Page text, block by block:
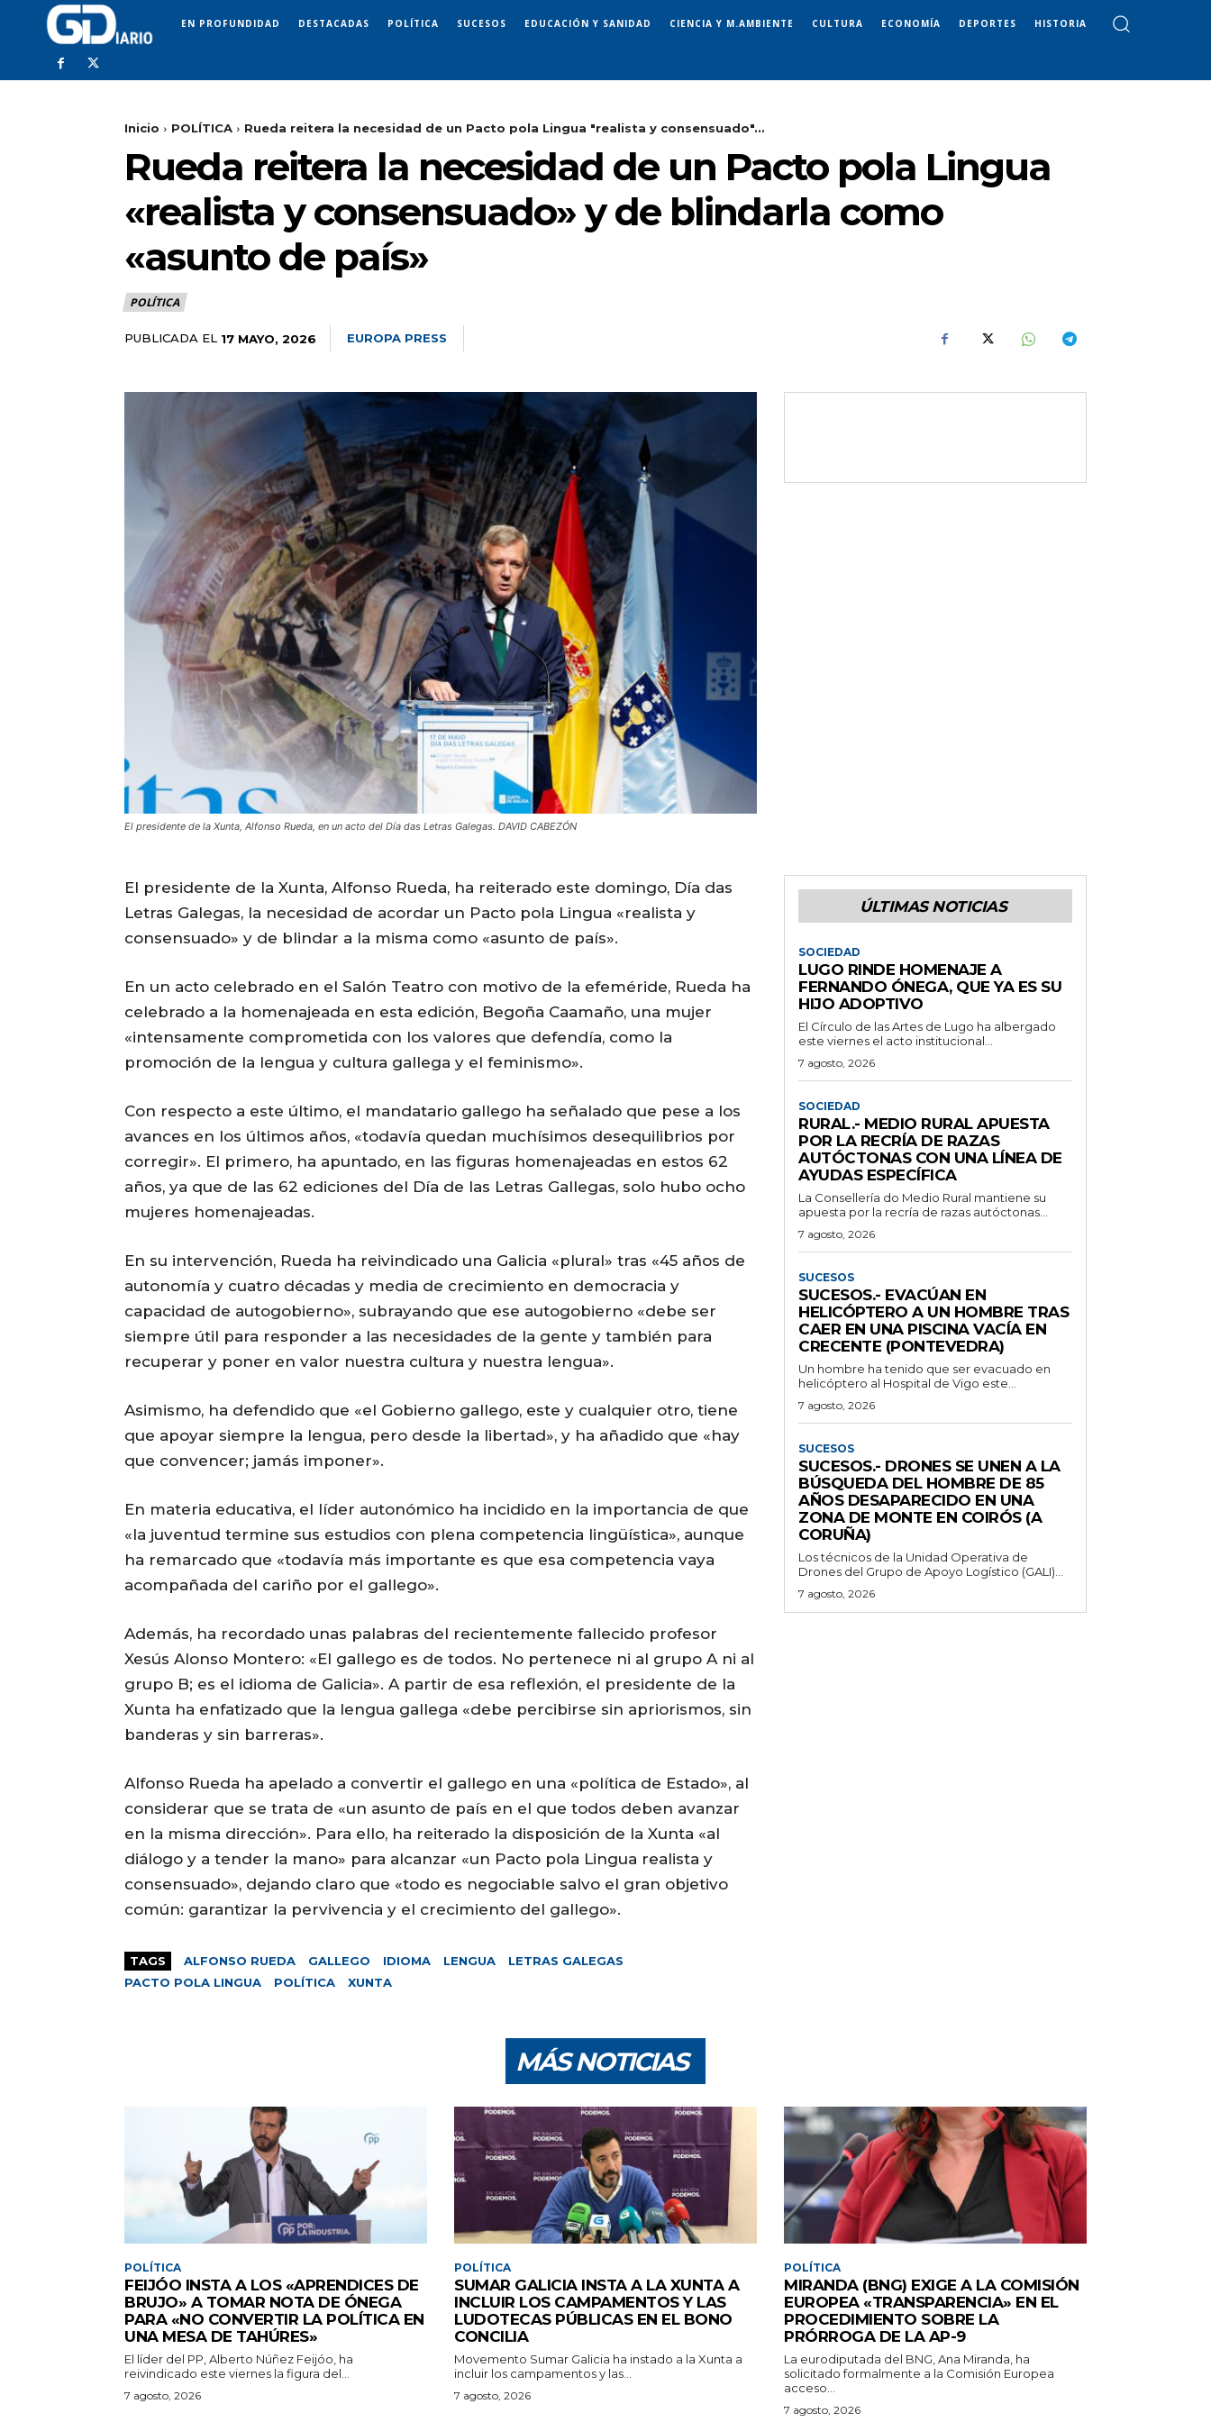
EN PROFUNDIDAD DESTACADAS POLÍTICA SUCESOS EDUCACIÓN Y SANIDAD CIENCIA Y M.AMBIENTE CULTURA ECONOMÍA DEPORTES HISTORIA
Inicio POLÍTICA Rueda reitera la necesidad de un Pacto pola Lingua "realista y consensuado"...
Rueda reitera la necesidad de un Pacto pola Lingua
«realista y consensuado» y de blindarla como
«asunto de país»
POLÍTICA
PUBLICADA EL 17 MAYO, 2026 EUROPA PRESS
El presidente de la Xunta, Alfonso Rueda, en un acto del Día das Letras Galegas. DAVID CABEZÓN
El presidente de la Xunta, Alfonso Rueda, ha reiterado este domingo, Día das
Letras Galegas, la necesidad de acordar un Pacto pola Lingua «realista y
consensuado» y de blindar a la misma como «asunto de país».
En un acto celebrado en el Salón Teatro con motivo de la efeméride, Rueda ha
celebrado a la homenajeada en esta edición, Begoña Caamaño, una mujer
«intensamente comprometida con los valores que defendía, como la
promoción de la lengua y cultura gallega y el feminismo».
Con respecto a este último, el mandatario gallego ha señalado que pese a los
avances en los últimos años, «todavía quedan muchísimos desequilibrios por
corregir». El primero, ha apuntado, en las figuras homenajeadas en estos 62
años, ya que de las 62 ediciones del Día de las Letras Gallegas, solo hubo ocho
mujeres homenajeadas.
En su intervención, Rueda ha reivindicado una Galicia «plural» tras «45 años de
autonomía y cuatro décadas y media de crecimiento en democracia y
capacidad de autogobierno», subrayando que ese autogobierno «debe ser
siempre útil para responder a las necesidades de la gente y también para
recuperar y poner en valor nuestra cultura y nuestra lengua».
Asimismo, ha defendido que «el Gobierno gallego, este y cualquier otro, tiene
que apoyar siempre la lengua, pero desde la libertad», y ha añadido que «hay
que convencer; jamás imponer».
En materia educativa, el líder autonómico ha incidido en la importancia de que
«la juventud termine sus estudios con plena competencia lingüística», aunque
ha remarcado que «todavía más importante es que esa competencia vaya
acompañada del cariño por el gallego».
Además, ha recordado unas palabras del recientemente fallecido profesor
Xesús Alonso Montero: «El gallego es de todos. No pertenece ni al grupo A ni al
grupo B; es el idioma de Galicia». A partir de esa reflexión, el presidente de la
Xunta ha enfatizado que la lengua gallega «debe percibirse sin apriorismos, sin
banderas y sin barreras».
Alfonso Rueda ha apelado a convertir el gallego en una «política de Estado», al
considerar que se trata de «un asunto de país en el que todos deben avanzar
en la misma dirección». Para ello, ha reiterado la disposición de la Xunta «al
diálogo y a tender la mano» para alcanzar «un Pacto pola Lingua realista y
consensuado», dejando claro que «todo es negociable salvo el gran objetivo
común: garantizar la pervivencia y el crecimiento del gallego».
TAGS ALFONSO RUEDA GALLEGO IDIOMA LENGUA
LETRAS GALEGAS
PACTO POLA LINGUA
POLÍTICA XUNTA
ÚLTIMAS NOTICIAS
SOCIEDAD
LUGO RINDE HOMENAJE A
FERNANDO ÓNEGA, QUE YA ES SU
HIJO ADOPTIVO
El Círculo de las Artes de Lugo ha albergado
este viernes el acto institucional...
7 agosto, 2026
SOCIEDAD
RURAL.- MEDIO RURAL APUESTA
POR LA RECRÍA DE RAZAS
AUTÓCTONAS CON UNA LÍNEA DE
AYUDAS ESPECÍFICA
La Consellería do Medio Rural mantiene su
apuesta por la recría de razas autóctonas...
7 agosto, 2026
SUCESOS
SUCESOS.- EVACÚAN EN
HELICÓPTERO A UN HOMBRE TRAS
CAER EN UNA PISCINA VACÍA EN
CRECENTE (PONTEVEDRA)
Un hombre ha tenido que ser evacuado en
helicóptero al Hospital de Vigo este...
7 agosto, 2026
SUCESOS
SUCESOS.- DRONES SE UNEN A LA
BÚSQUEDA DEL HOMBRE DE 85
AÑOS DESAPARECIDO EN UNA
ZONA DE MONTE EN COIRÓS (A
CORUÑA)
Los técnicos de la Unidad Operativa de
Drones del Grupo de Apoyo Logístico (GALI)...
7 agosto, 2026
MÁS NOTICIAS
POLÍTICA
FEIJÓO INSTA A LOS «APRENDICES DE
BRUJO» A TOMAR NOTA DE ÓNEGA
PARA «NO CONVERTIR LA POLÍTICA EN
UNA MESA DE TAHÚRES»
El líder del PP, Alberto Núñez Feijóo, ha
reivindicado este viernes la figura del...
7 agosto, 2026
POLÍTICA
SUMAR GALICIA INSTA A LA XUNTA A
INCLUIR LOS CAMPAMENTOS Y LAS
LUDOTECAS PÚBLICAS EN EL BONO
CONCILIA
Movemento Sumar Galicia ha instado a la Xunta a
incluir los campamentos y las...
7 agosto, 2026
POLÍTICA
MIRANDA (BNG) EXIGE A LA COMISIÓN
EUROPEA «TRANSPARENCIA» EN EL
PROCEDIMIENTO SOBRE LA
PRÓRROGA DE LA AP-9
La eurodiputada del BNG, Ana Miranda, ha
solicitado formalmente a la Comisión Europea
acceso...
7 agosto, 2026